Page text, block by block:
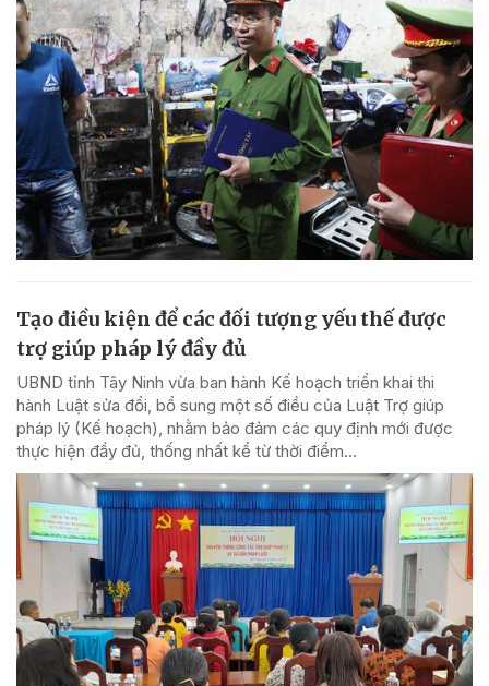
Tạo điều kiện để các đối tượng yếu thế được
trợ giúp pháp lý đầy đủ
UBND tỉnh Tây Ninh vừa ban hành Kế hoạch triển khai thi
hành Luật sửa đổi, bổ sung một số điều của Luật Trợ giúp
pháp lý (Kế hoạch), nhằm bảo đảm các quy định mới được
thực hiện đầy đủ, thống nhất kể từ thời điểm...